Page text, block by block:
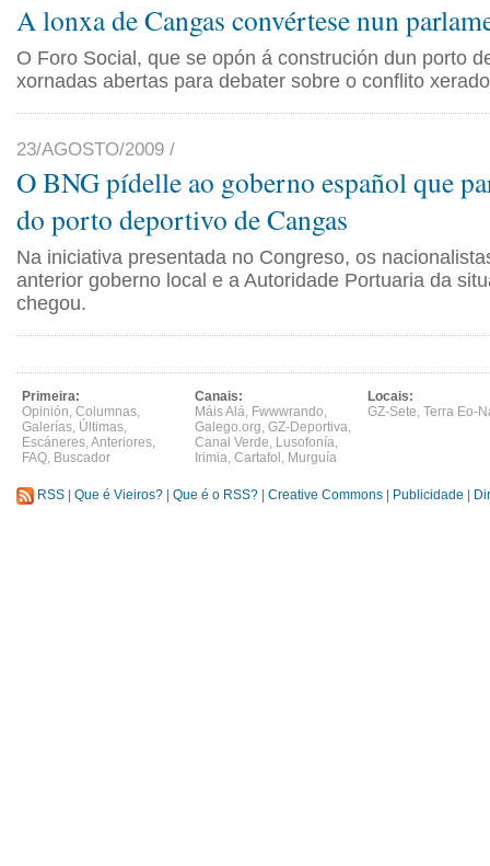
A lonxa de Cangas convértese nun
O Foro Social, que se opón á construción dun porto
xornadas abertas para debater sobre o conflito
23/AGOSTO/2009 /
O BNG pídelle ao goberno español que
do porto deportivo de Cangas
Na iniciativa presentada no Congreso, os
anterior goberno local e a Autoridade Portuaria da
chegou.
Primeira:
Opinión, Columnas,
Galerías, Últimas,
Escáneres,Anteriores,
FAQ, Buscador
Canais:
Máis Alá, Fwwwrando,
Galego.org, GZ-Deportiva,
Canal Verde, Lusofonía,
Irimia, Cartafol , Murguía
Locais:
GZ-Sete, Terra Eo-
RSS Que é Vieiros? Que é o RSS? Creative Commons Publicidade